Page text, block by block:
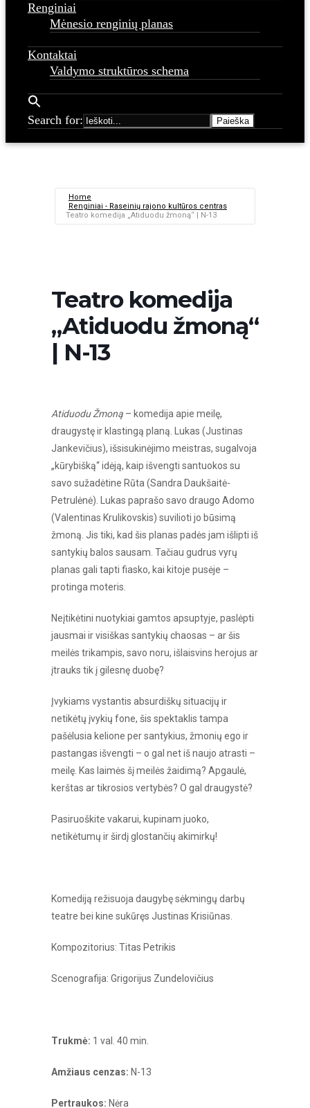
Renginiai
Mėnesio renginių planas
Kontaktai
Valdymo struktūros schema
Search for:
Home
Renginiai - Raseinių rajono kultūros centras
Teatro komedija „Atiduodu žmoną“ | N-13
Teatro komedija
„Atiduodu žmoną“
| N-13
Atiduodu Žmoną – komedija apie meilę,
draugystę ir klastingą planą. Lukas (Justinas
Jankevičius), išsisukinėjimo meistras, sugalvoja
„kūrybišką“ idėją, kaip išvengti santuokos su
savo sužadėtine Rūta (Sandra Daukšaitė-
Petrulėnė). Lukas paprašo savo draugo Adomo
(Valentinas Krulikovskis) suvilioti jo būsimą
žmoną. Jis tiki, kad šis planas padės jam išlipti iš
santykių balos sausam. Tačiau gudrus vyrų
planas gali tapti fiasko, kai kitoje pusėje –
protinga moteris.
Neįtikėtini nuotykiai gamtos apsuptyje, paslėpti
jausmai ir visiškas santykių chaosas – ar šis
meilės trikampis, savo noru, išlaisvins herojus ar
įtrauks tik į gilesnę duobę?
Įvykiams vystantis absurdiškų situacijų ir
netikėtų įvykių fone, šis spektaklis tampa
pašėlusia kelione per santykius, žmonių ego ir
pastangas išvengti – o gal net iš naujo atrasti –
meilę. Kas laimės šį meilės žaidimą? Apgaulė,
kerštas ar tikrosios vertybės? O gal draugystė?
Pasiruoškite vakarui, kupinam juoko,
netikėtumų ir širdį glostančių akimirkų!
Komediją režisuoja daugybę sėkmingų darbų
teatre bei kine sukūręs Justinas Krisiūnas.
Kompozitorius: Titas Petrikis
Scenografija: Grigorijus Zundelovičius
Trukmė: 1 val. 40 min.
Amžiaus cenzas: N-13
Pertraukos: Nėra